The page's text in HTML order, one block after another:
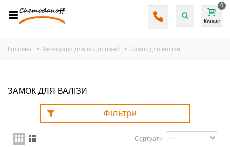
Кошик
0
Головна > Аксесуари для подорожей > Замок для валізи
ЗАМОК ДЛЯ ВАЛІЗИ
Фільтри
Сортуати